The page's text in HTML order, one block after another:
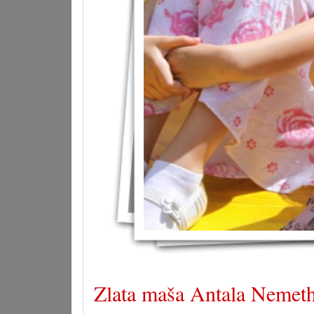
Zlata maša Antala